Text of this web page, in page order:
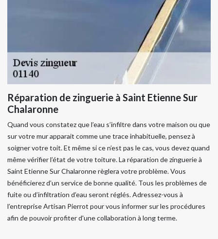
Réparation de zinguerie à Saint Etienne Sur
Chalaronne
Quand vous constatez que l’eau s’infiltre dans votre maison ou que
sur votre mur apparait comme une trace inhabituelle, pensez à
soigner votre toit. Et même si ce n’est pas le cas, vous devez quand
même vérifier l’état de votre toiture. La réparation de zinguerie à
Saint Etienne Sur Chalaronne règlera votre problème. Vous
bénéficierez d’un service de bonne qualité. Tous les problèmes de
fuite ou d’infiltration d’eau seront réglés. Adressez-vous à
l’entreprise Artisan Pierrot pour vous informer sur les procédures
afin de pouvoir profiter d'une collaboration à long terme.